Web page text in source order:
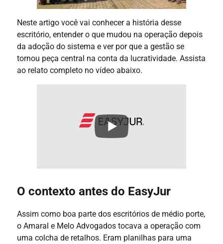
Neste artigo você vai conhecer a história desse
escritório, entender o que mudou na operação depois
da adoção do sistema e ver por que a gestão se
tornou peça central na conta da lucratividade. Assista
ao relato completo no vídeo abaixo.
O contexto antes do EasyJur
Assim como boa parte dos escritórios de médio porte,
o Amaral e Melo Advogados tocava a operação com
uma colcha de retalhos. Eram planilhas para uma